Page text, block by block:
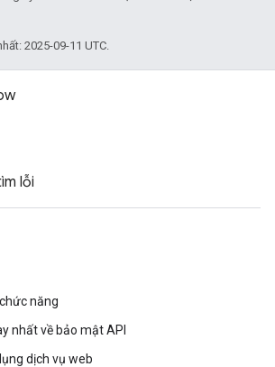
2025-09-11 UTC.
lỗi
năng
nhất về bảo mật API
dịch vụ web